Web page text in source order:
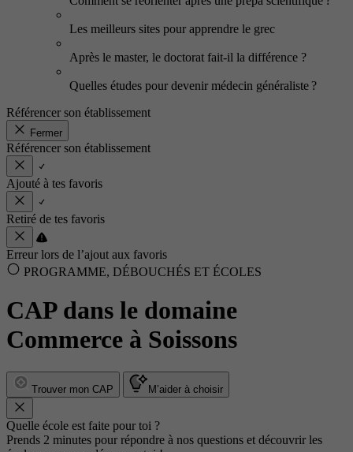
Les meilleurs sites pour apprendre le grec
Après le master, le doctorat fait-il la différence ?
Quelles études pour devenir médecin généraliste ?
Référencer son établissement
Fermer
Référencer son établissement
Ajouté à tes favoris
Retiré de tes favoris
Erreur lors de l’ajout aux favoris
PROGRAMME, DÉBOUCHÉS ET ÉCOLES
CAP dans le domaine
Commerce à Soissons
Trouver mon CAP M’aider à choisir
Quelle école est faite pour toi ?
Prends 2 minutes pour répondre à nos questions et découvrir les